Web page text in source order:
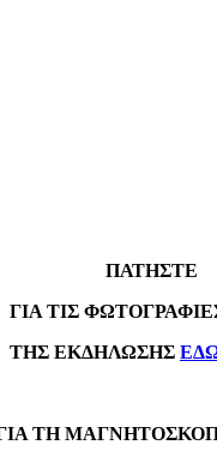
ΠΑΤΗΣΤΕ
ΤΙΣ
ΕΚΔΗΛΩΣΗΣ
ΤΗ